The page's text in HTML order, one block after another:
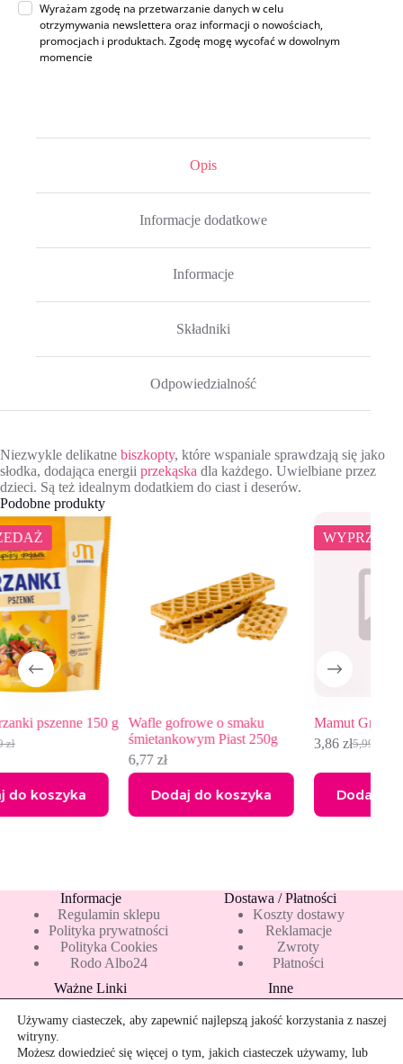
Wyrażam zgodę na przetwarzanie danych w celu
otrzymywania newslettera oraz informacji o nowościach,
promocjach i produktach. Zgodę mogę wycofać w dowolnym
momencie
Opis
Informacje dodatkowe
Informacje
Składniki
Odpowiedzialność
Niezwykle delikatne biszkopty, które wspaniale sprawdzają się jako
słodka, dodająca energii przekąska dla każdego. Uwielbiane przez
dzieci. Są też idealnym dodatkiem do ciast i deserów.
Podobne produkty
g
Wafle gofrowe o smaku
śmietankowym Piast 250g
Dodaj do koszyka
Mamut Groszek ptysiowy 80 g
5,99
Pierwotna
wynosiła:
5,99 zł.
3,86zł Aktualna
wynosi:
3,86 zł.
Dodaj do koszyka
Informacje
Regulamin sklepu
Polityka prywatności
Polityka Cookies
Rodo Albo24
Dostawa / Płatności
Koszty dostawy
Reklamacje
Zwroty
Płatności
Ważne Linki
Blog
Nowości
Bestsellery
Inne
Pakiety 10 mleka
Mapa strony
Kontakt
Używamy ciasteczek, aby zapewnić najlepszą jakość korzystania z naszej
witryny.
Możesz dowiedzieć się więcej o tym, jakich ciasteczek używamy, lub